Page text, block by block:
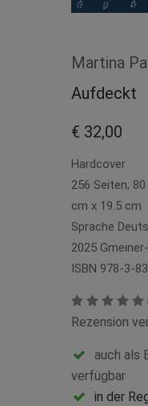
Martina
Aufdeckt
€ 32,00
Hardcover
256 Seiten;
cm x 19.5 cm
Sprache
2025
ISBN 978-3-
Rezension
auch als
verfügbar
in der